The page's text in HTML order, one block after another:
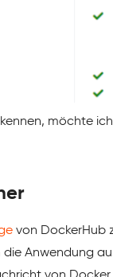
möchte
von DockerHub
Anwendung